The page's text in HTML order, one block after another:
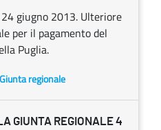
giugno 2013. Ulteriore
per il pagamento del
Puglia.
regionale
GIUNTA REGIONALE 4